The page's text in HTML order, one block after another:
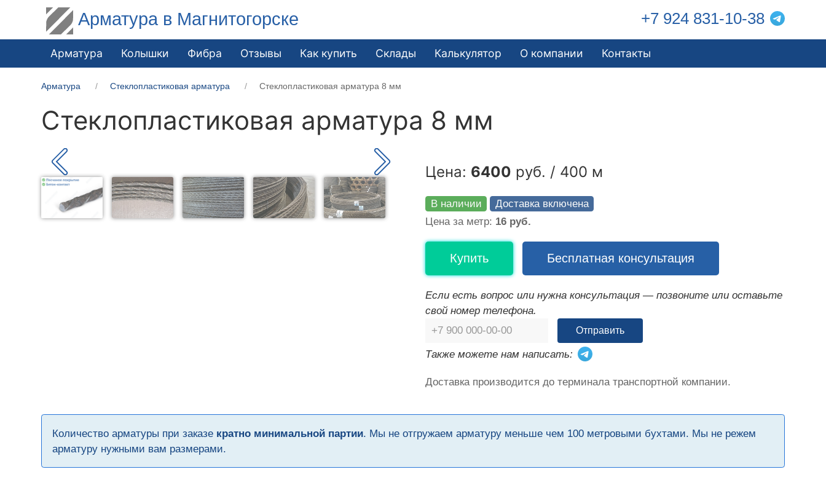
Арматура в Магнитогорске +7 924 831-10-38
Арматура Колышки Фибра Отзывы Как купить Склады Калькулятор О компании Контакты
Арматура Стеклопластиковая арматура Стеклопластиковая арматура 8 мм
Стеклопластиковая арматура 8 мм
Цена: 6400 руб. / 400 м
В наличии
Доставка включена
Цена за метр: 16 руб.
Купить Бесплатная консультация
Если есть вопрос или нужна консультация — позвоните или оставьте
свой номер телефона.
Отправить
Также можете нам написать:
Доставка производится до терминала транспортной компании.
Количество арматуры при заказе кратно минимальной партии. Мы не отгружаем арматуру меньше чем 100 метровыми бухтами. Мы не режем
арматуру нужными вам размерами.